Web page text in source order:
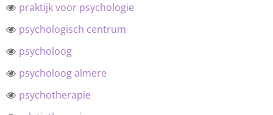
praktijk voor psychologie
psychologisch centrum
psycholoog
psycholoog almere
psychotherapie